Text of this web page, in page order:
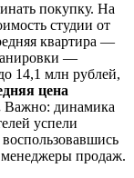
покупку. На
студии от
квартира —
—
14,1 млн рублей,
цена
Важно: динамика
успели
менеджеры продаж.